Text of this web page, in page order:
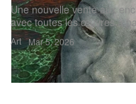
Art
Une nouvelle vente aux
avec toutes les œuvres à
Mar 5, 2026